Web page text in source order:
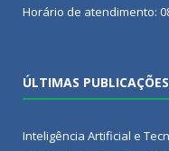
Horário de atendimento:
ÚLTIMAS PUBLICAÇÕES
Inteligência Artificial e